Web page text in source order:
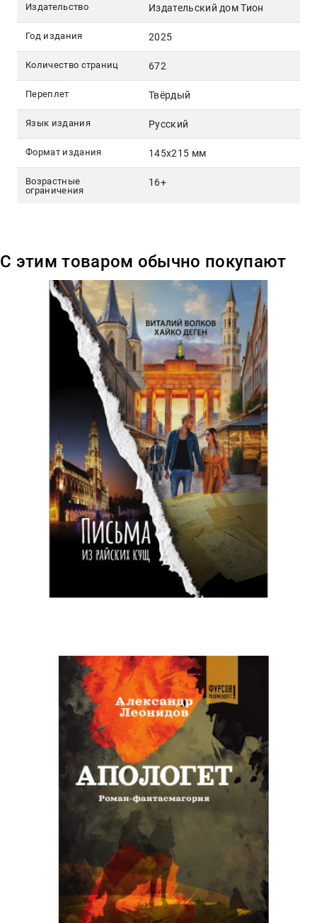
Издательство Издательский дом Тион
Год издания 2025
Количество страниц 672
Переплет Твёрдый
Язык издания Русский
Формат издания 145х215 мм
Возрастные
ограничения
16+
С этим товаром обычно покупают